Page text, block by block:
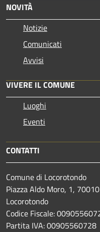
NOVITÀ
Notizie
Comunicati
Avvisi
VIVERE IL COMUNE
Luoghi
Eventi
CONTATTI
Comune di Locorotondo
Piazza Aldo Moro, 1,
Locorotondo
Codice Fiscale:
Partita IVA: 00905560728